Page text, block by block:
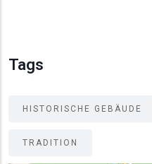
Tags
HISTORISCHE GEBÄUDE
TRADITION